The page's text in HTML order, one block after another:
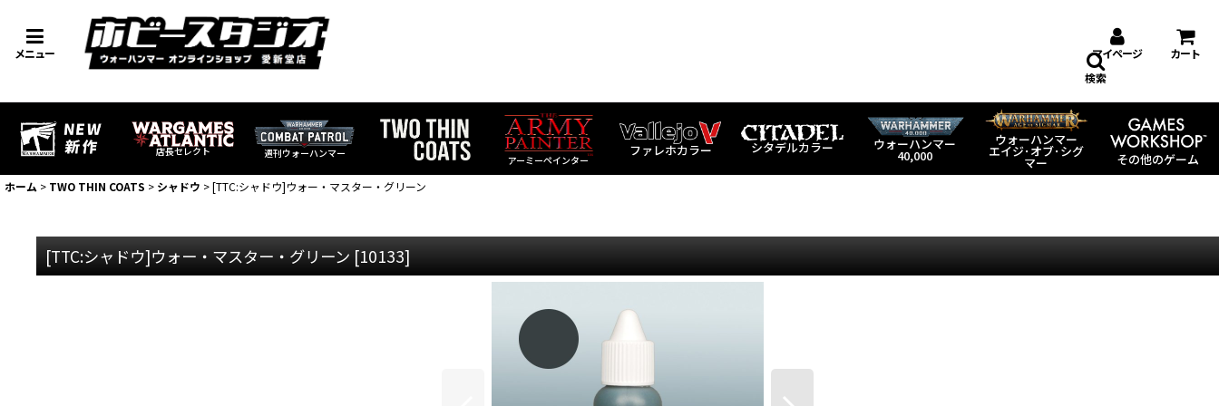
メニュー マイページ カート
店長セレクト 週刊ウォーハンマー
アーミーペインター
ファレホカラー シタデルカラー ウォーハンマー
40,000
ウォーハンマー
エイジ･オブ･シグ
マー その他のゲーム
検索
ホーム > TWO THIN COATS > シャドウ >[TTC:シャドウ]ウォー・マスター・グリーン
[TTC:シャドウ]ウォー・マスター・グリーン [10133]